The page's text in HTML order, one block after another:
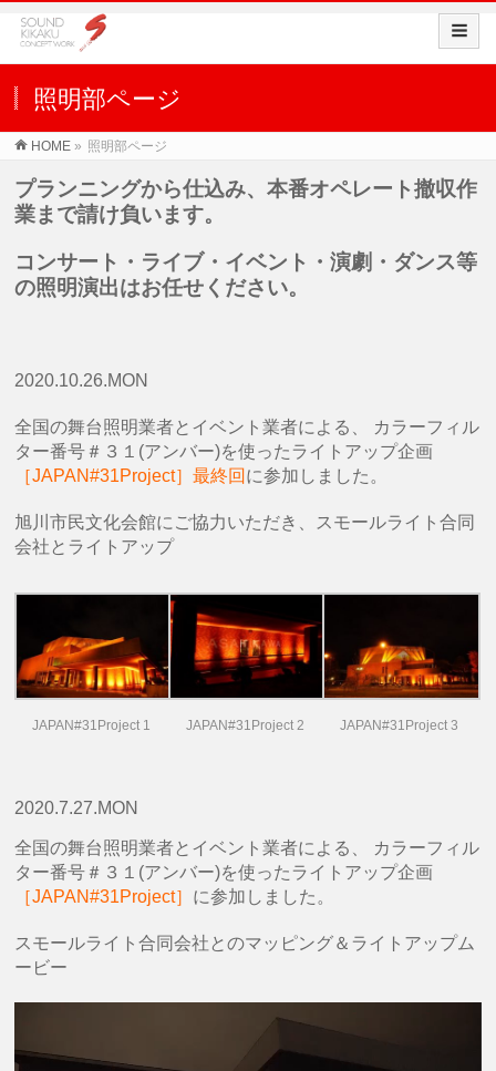
照明部ページ
HOME » 照明部ページ
プランニングから仕込み、本番オペレート撤収作
業まで請け負います。
コンサート・ライブ・イベント・演劇・ダンス等
の照明演出はお任せください。
2020.10.26.MON
全国の舞台照明業者とイベント業者による、 カラーフィル
ター番号＃３１(アンバー)を使ったライトアップ企画
［JAPAN#31Project］最終回 に参加しました。
旭川市民文化会館にご協力いただき、スモールライト合同
会社とライトアップ
JAPAN#31Project 1 JAPAN#31Project 2 JAPAN#31Project 3
2020.7.27.MON
全国の舞台照明業者とイベント業者による、 カラーフィル
ター番号＃３１(アンバー)を使ったライトアップ企画
［JAPAN#31Project］ に参加しました。
スモールライト合同会社とのマッピング＆ライトアップム
ービー
プ